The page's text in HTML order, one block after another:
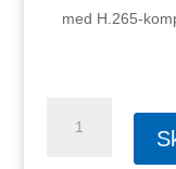
med H.265-
P334